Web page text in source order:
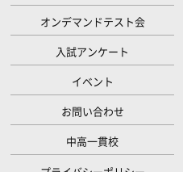
オンデマンドテスト会
入試アンケート
イベント
お問い合わせ
中高一貫校